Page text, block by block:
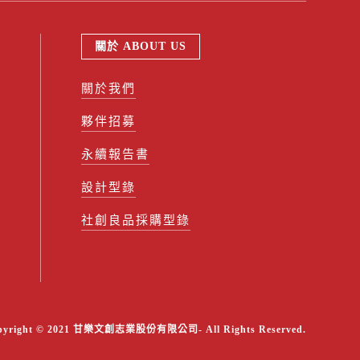
關於 ABOUT US
關於我們
夥伴招募
永續報告書
設計型錄
社創良品採購型錄
© 2021 甘樂文創志業股份有限公司- All Rights Reserved.